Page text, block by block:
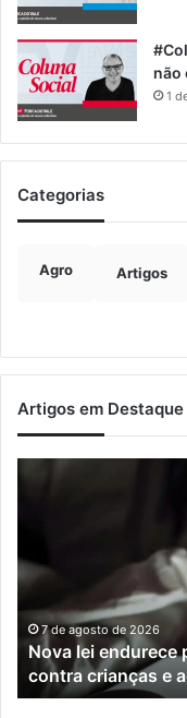
não
1
Categorias
Agro Artigos
Artigos em Destaque
para
crimes
sexuais
online
contra
crianças
e
7 de agosto de 2026
Nova lei endurece
contra crianças e